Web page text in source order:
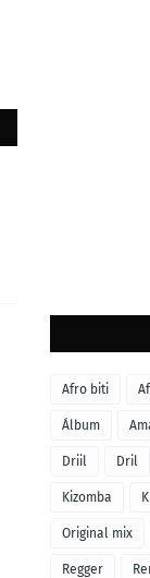
Afro biti
Álbum
Driil Dril
Kizomba
Original mix
Regger